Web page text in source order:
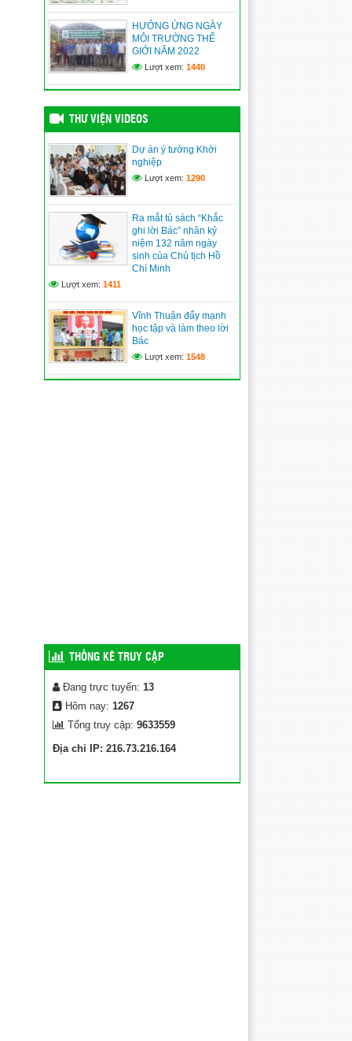
Vĩnh Bình nâng cao năng
lực quản trị, điều hành của
đội ngũ cán bộ cơ sở
(09/06/2026)
XÃ VĨNH BÌNH TỔ CHỨC
TRIỂN LÃM ẢNH KỶ NIỆM
115 NĂM NGÀY BÁC HỒ
NƯỚC
(09/06/2026)
An Giang: Cán bộ, người
dân học tập, noi theo
gương Bác từ “Không gian
văn hóa Hồ Chí Minh”
(09/06/2026)
HƯỞNG ỨNG NGÀY
MÔI TRƯỜNG THẾ
GIỚI NĂM 2022
Lượt xem: 1440
THƯ VIỆN VIDEOS
Dự án ý tưởng Khởi
nghiệp
Lượt xem: 1290
Ra mắt tủ sách “Khắc
ghi lời Bác” nhân kỷ
niệm 132 năm ngày
sinh của Chủ tịch Hồ
Chí Minh
Lượt xem: 1411
Vĩnh Thuận đẩy mạnh
học tập và làm theo lời
Bác
Lượt xem: 1548
THỐNG KÊ TRUY CẬP
Đang trực tuyến: 13
Hôm nay: 1267
Tổng truy cập: 9633559
Địa chỉ IP: 216.73.216.164